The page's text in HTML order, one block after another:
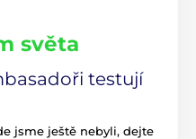
světa
testují
jsme ještě nebyli, dejte